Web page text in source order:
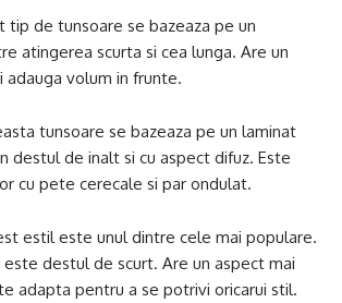
tip de tunsoare se bazeaza pe un
atingerea scurta si cea lunga. Are un
adauga volum in frunte.
tunsoare se bazeaza pe un laminat
destul de inalt si cu aspect difuz. Este
cu pete cerecale si par ondulat.
estil este unul dintre cele mai populare.
este destul de scurt. Are un aspect mai
adapta pentru a se potrivi oricarui stil.